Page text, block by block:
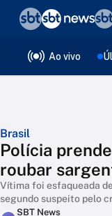
Ao vivo
Brasil
Polícia
roubar
Vítima foi esfaqueada
segundo suspeito pelo
SBT News
❮voltar